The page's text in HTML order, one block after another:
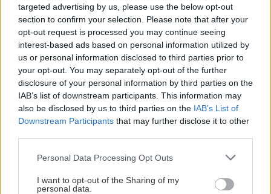
targeted advertising by us, please use the below opt-out
section to confirm your selection. Please note that after your
opt-out request is processed you may continue seeing
interest-based ads based on personal information utilized by
us or personal information disclosed to third parties prior to
your opt-out. You may separately opt-out of the further
disclosure of your personal information by third parties on the
IAB’s list of downstream participants. This information may
also be disclosed by us to third parties on the IAB’s List of
Downstream Participants that may further disclose it to other
Please note that this website/app uses one or more Google
not limited to your visit or usage behaviour. You may click to
Personal Data Processing Opt Outs
I want to opt-out of the Sharing of my
personal data.
ντουλάπα, εξαιτίας της δυνατότητας πολλών
συνδυασμών και της προσαρμοστικότητας τους.
Είτε με ένα φθινοπωρινό φόρεμα, είτε με τζιν και
ένα λεπτό παλτό, οι μπαλαρίνες, χάρη στην άνεση
και την κομψότητα τους, κάνουν την
καθημερινότητα πολύ πιο εύκολη.
Μποτάκια Αρβυλάκια